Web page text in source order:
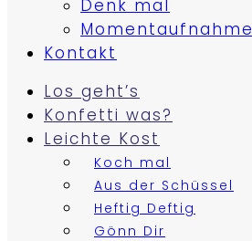
Denk mal
Momentaufnahme
Kontakt
Los geht’s
Konfetti was?
Leichte Kost
Koch mal
Aus der Schüssel
Heftig Deftig
Gönn Dir